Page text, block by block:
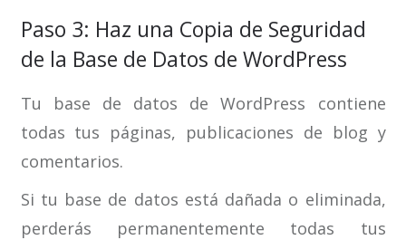
Paso 3: Haz una Copia de Seguridad
de la Base de Datos de WordPress
Tu base de datos de WordPress contiene
todas tus páginas, publicaciones de blog y
comentarios.
Si tu base de datos está dañada o eliminada,
perderás permanentemente todas tus